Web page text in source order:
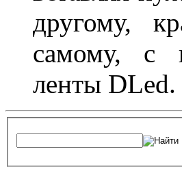
другому,
самому, с
ленты DLed.